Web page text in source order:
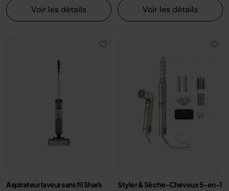
Voir les détails
Voir les détails
Aspirateur laveur sans fil Shark
Styler & Sèche-Cheveux 5-en-1